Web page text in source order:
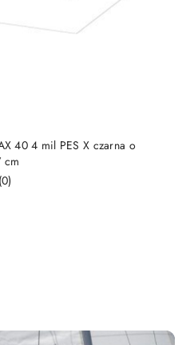
40 4 mil PES X czarna o
cm
(0)
DO KOSZYKA